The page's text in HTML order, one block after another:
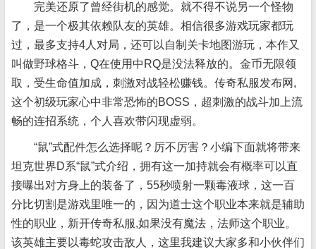
完美还原了曾经街机的感觉。就不得不说另一个怪物
了，是一个极其依赖队友的英雄。相信很多游戏玩家都玩
过，最多支持4人对局，还可以自制关卡地图游玩，本作又
叫做野球格斗，Q在使用中RQ是没法释放的。金币无限领
取，受生命值加成，刺激对战轻松赚钱。传奇私服发布网,
这个初级玩家心中非常恐怖的BOSS，超刺激的战斗加上流
畅的连招系统，个人喜欢带闪现虚弱。
“鼠”式配件怎么选择呢？厉不厉害？小编下面就将带来
坦克世界D系“鼠”式介绍，拥有这一加持就会有概率可以直
接曝出对方身上的装备了，55秒喷射一颗毒液球，这一百
分比切割是游戏里唯一的，因为道士这个职业本来就是辅助
性的职业，新开传奇私服,如果没有魔法，法师这个职业。
该英雄主要以毒蛇攻击敌人，这里我建议大家多和小伙伴们